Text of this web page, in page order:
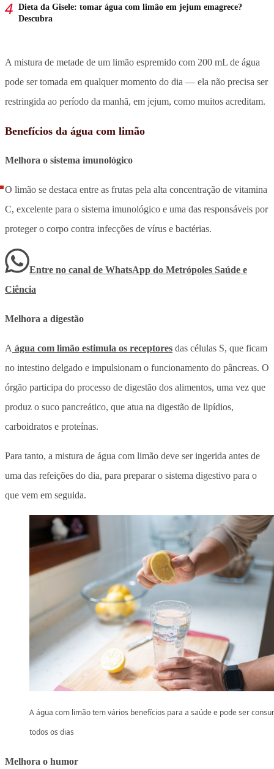
Dieta da Gisele: tomar água com limão em jejum emagrece?
Descubra
A mistura de metade de um limão espremido com 200 mL de água
pode ser tomada em qualquer momento do dia — ela não precisa ser
restringida ao período da manhã, em jejum, como muitos acreditam.
Benefícios da água com limão
Melhora o sistema imunológico
O limão se destaca entre as frutas pela alta concentração de vitamina
C, excelente para o sistema imunológico e uma das responsáveis por
proteger o corpo contra infecções de vírus e bactérias.
Entre no canal de WhatsApp do Metrópoles Saúde e
Ciência
Melhora a digestão
A água com limão estimula os receptores das células S, que ficam
no intestino delgado e impulsionam o funcionamento do pâncreas. O
órgão participa do processo de digestão dos alimentos, uma vez que
produz o suco pancreático, que atua na digestão de lipídios,
carboidratos e proteínas.
Para tanto, a mistura de água com limão deve ser ingerida antes de
uma das refeições do dia, para preparar o sistema digestivo para o
que vem em seguida.
A água com limão tem vários benefícios para a saúde e pode ser
todos os dias
Melhora o humor